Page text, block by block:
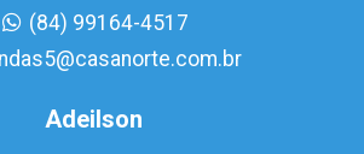
(84) 99164-4517
Adeilson